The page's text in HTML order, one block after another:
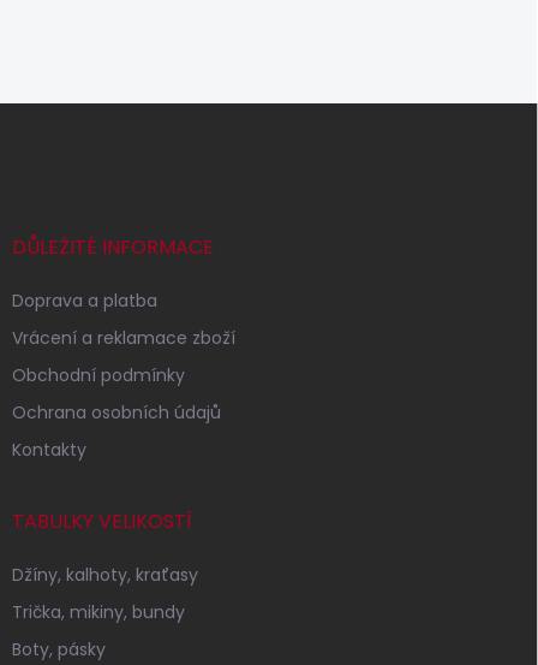
Z
DŮLEŽITÉ INFORMACE
Doprava a platba
Vrácení a reklamace zboží
Obchodní podmínky
Ochrana osobních údajů
Kontakty
TABULKY VELIKOSTÍ
Džíny, kalhoty, kraťasy
Trička, mikiny, bundy
Boty, pásky